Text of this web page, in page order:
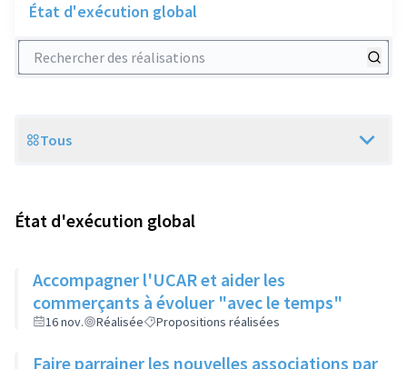
État d'exécution global
Rechercher des réalisations
Scope
Tous
État d'exécution global
Accompagner l'UCAR et aider les
commerçants à évoluer "avec le temps"
16 nov. Réalisée Propositions réalisées
Faire parrainer les nouvelles associations par